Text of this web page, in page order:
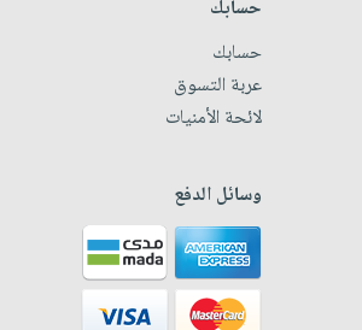
حسابك
حسابك
عربة التسوق
لائحة الأمنيات
وسائل الدفع